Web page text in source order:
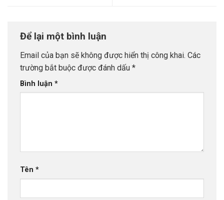
Để lại một bình luận
Email của bạn sẽ không được hiển thị công khai. Các
trường bắt buộc được đánh dấu *
Bình luận *
Tên *